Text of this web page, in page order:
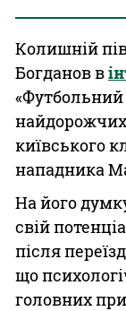
Колишній
Богданов в
найдорожчих
київського
нападника
На його
свій
після
що
головних